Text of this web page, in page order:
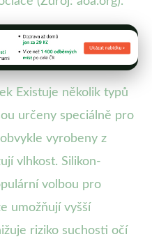
Existuje několik typů
určeny speciálně pro
vyrobeny z
vlhkost. Silikon-
volbou pro
umožňují vyšší
riziko suchosti očí